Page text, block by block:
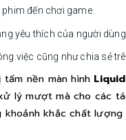
đến chơi game.
yêu thích của người dùng.
việc cũng như chia sẻ
nền màn hình
lý mượt mà cho các
khắc chất